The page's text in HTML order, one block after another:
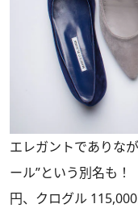
エレガントでありな
ール”という別名も
円、クログル